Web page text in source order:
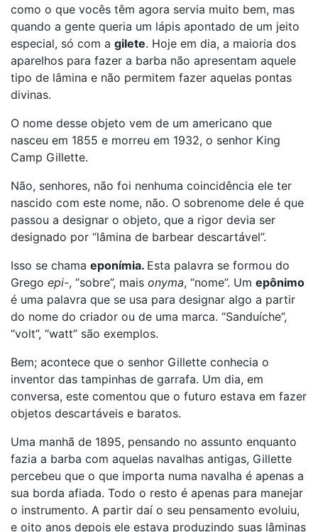
como o que vocês têm agora servia muito bem, mas
quando a gente queria um lápis apontado de um jeito
especial, só com a gilete. Hoje em dia, a maioria dos
aparelhos para fazer a barba não apresentam aquele
tipo de lâmina e não permitem fazer aquelas pontas
divinas.
O nome desse objeto vem de um americano que
nasceu em 1855 e morreu em 1932, o senhor King
Camp Gillette.
Não, senhores, não foi nenhuma coincidência ele ter
nascido com este nome, não. O sobrenome dele é que
passou a designar o objeto, que a rigor devia ser
designado por “lâmina de barbear descartável”.
Isso se chama eponímia. Esta palavra se formou do
Grego epi-, “sobre”, mais onyma, “nome”. Um epônimo
é uma palavra que se usa para designar algo a partir
do nome do criador ou de uma marca. “Sanduíche”,
“volt”, “watt” são exemplos.
Bem; acontece que o senhor Gillette conhecia o
inventor das tampinhas de garrafa. Um dia, em
conversa, este comentou que o futuro estava em fazer
objetos descartáveis e baratos.
Uma manhã de 1895, pensando no assunto enquanto
fazia a barba com aquelas navalhas antigas, Gillette
percebeu que o que importa numa navalha é apenas a
sua borda afiada. Todo o resto é apenas para manejar
o instrumento. A partir daí o seu pensamento evoluiu,
e oito anos depois ele estava produzindo suas lâminas